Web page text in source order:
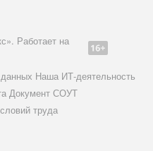
Работает на
Наша ИТ-деятельность
Документ СОУТ
труда